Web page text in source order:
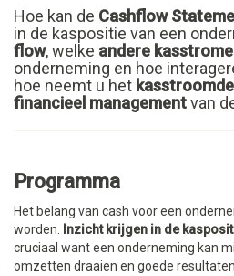
Hoe kan de Cashflow
in de kaspositie van een
flow, welke andere
onderneming en hoe
hoe neemt u het
financieel managementvan
Programma
Het belang van cash voor een
worden.
Inzicht krijgen in de
cruciaal want een onderneming kan
omzetten draaien en goede